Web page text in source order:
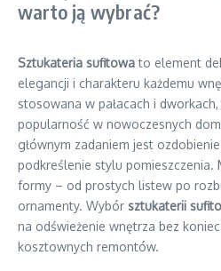
warto ją wybrać?
Sztukateria sufitowato element
elegancji i charakteru każdemu
stosowana w pałacach i
popularność w nowoczesnych
głównym zadaniem jest
podkreślenie stylu pomieszczenia.
formy – od prostych listew po
ornamenty. Wybór sztukaterii
na odświeżenie wnętrza bez
kosztownych remontów.